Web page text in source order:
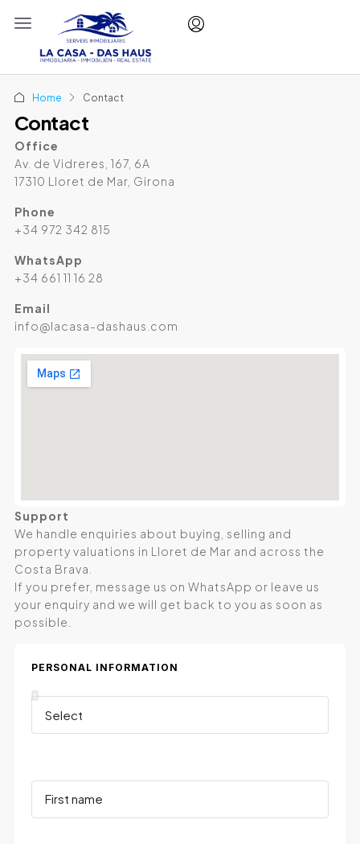
Home Contact
Contact
Office
Av. de Vidreres, 167, 6A
17310 Lloret de Mar, Girona
Phone
+34 972 342 815
WhatsApp
+34 661 11 16 28
Email
info@lacasa-dashaus.com
Support
We handle enquiries about buying, selling and
property valuations in Lloret de Mar and across the
Costa Brava.
If you prefer, message us on WhatsApp or leave us
your enquiry and we will get back to you as soon as
possible.
PERSONAL INFORMATION